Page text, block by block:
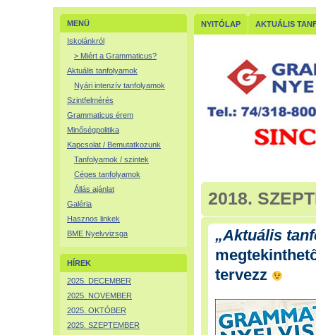
MENÜ
Iskolánkról
> Miért a Grammaticus?
Aktuális tanfolyamok
Nyári intenzív tanfolyamok
Szintfelmérés
Grammaticus érem
Minőségpolitika
Kapcsolat / Bemutatkozunk
Tanfolyamok / szintek
Céges tanfolyamok
Állás ajánlat
Galéria
Hasznos linkek
BME Nyelvvizsga
HÍREK
2025. DECEMBER
2025. NOVEMBER
2025. OKTÓBER
2025. SZEPTEMBER
NYITÓLAP AKTUÁLIS
2018.
„Aktuális
tervezz